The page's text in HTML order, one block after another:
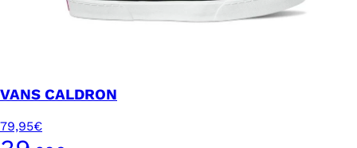
VANS CALDRON
79,95€